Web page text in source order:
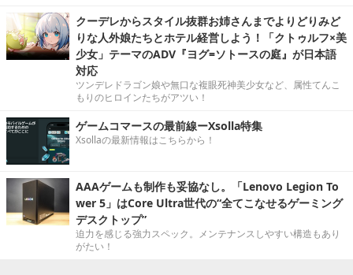
クーデレからスタイル抜群お姉さんまでよりどりみど
りな人外娘たちとホテル経営しよう！「クトゥルフ×美
少女」テーマのADV『ヨグ=ソトースの庭』が日本語
対応
ツンデレドラゴン娘や無口な複眼死神美少女など、属性てんこ
もりのヒロインたちがアツい！
ゲームコマースの最前線ーXsolla特集
Xsollaの最新情報はこちらから！
AAAゲームも制作も妥協なし。「Lenovo Legion To
wer 5」はCore Ultra世代の“全てこなせるゲーミング
デスクトップ”
迫力を感じる強力スペック。メンテナンスしやすい構造もあり
がたい！